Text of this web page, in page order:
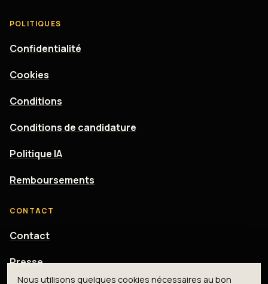
POLITIQUES
Confidentialité
Cookies
Conditions
Conditions de candidature
Politique IA
Remboursements
CONTACT
Contact
Presse
Nous utilisons quelques cookies nécessaires au bon